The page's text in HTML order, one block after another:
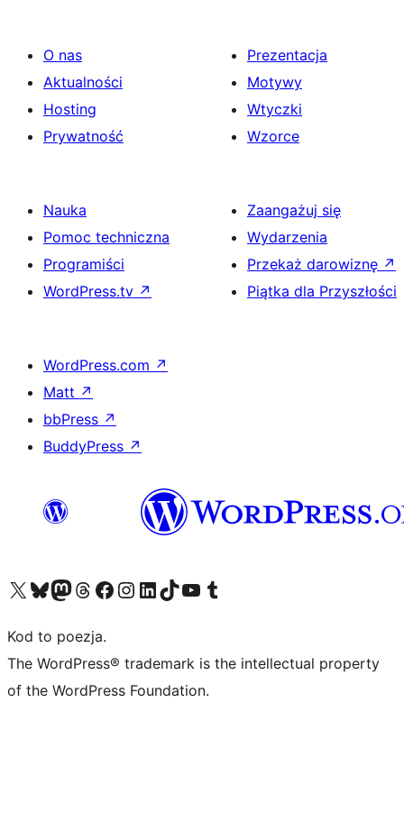
O nas
Aktualności
Hosting
Prywatność
Prezentacja
Motywy
Wtyczki
Wzorce
Nauka
Pomoc techniczna
Programiści
WordPress.tv ↗
Zaangażuj się
Wydarzenia
Przekaż darowiznę ↗
Piątka dla Przyszłości
WordPress.com ↗
Matt ↗
bbPress ↗
BuddyPress ↗
Odwiedź nasze konto X (dawniej Twitter)
Odwiedź nasze konto Bluesky
Odwiedź nasze konto na Mastodoncie
Odwiedź naszego Threadsa
Odwiedź naszego Facebooka
Odwiedź nasze konto na Instagramie
Odwiedź nasze konto na LinkedIn
Odwiedź naszego TikToka
Odwiedź nasz kanał YouTube
Odwiedź naszego Tumblra
Kod to poezja.
The WordPress® trademark is the intellectual property
of the WordPress Foundation.